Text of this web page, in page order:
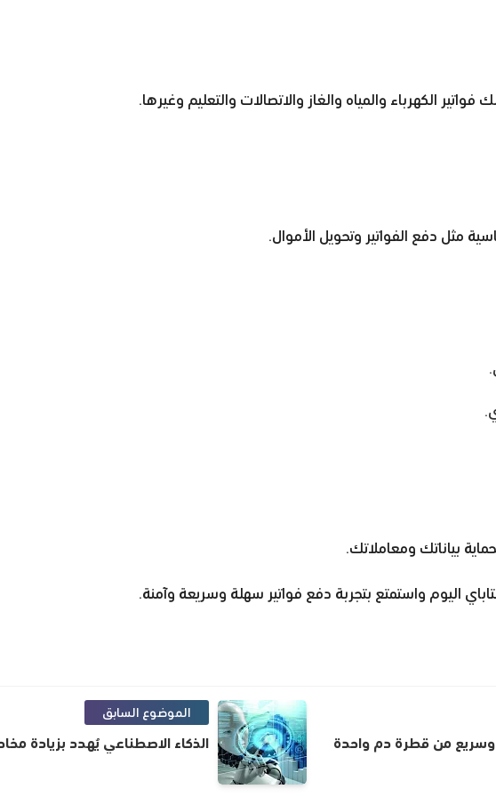
الكهرباء والمياه والغاز والاتصالات والتعليم وغيرها.
مثل دفع الفواتير وتحويل الأموال.
بياناتك ومعاملاتك.
اليوم واستمتع بتجربة دفع فواتير سهلة وسريعة وآمنة.
من قطرة دم واحدة
الموضوع السابق
الذكاء الاصطناعي يُهدد بزيادة